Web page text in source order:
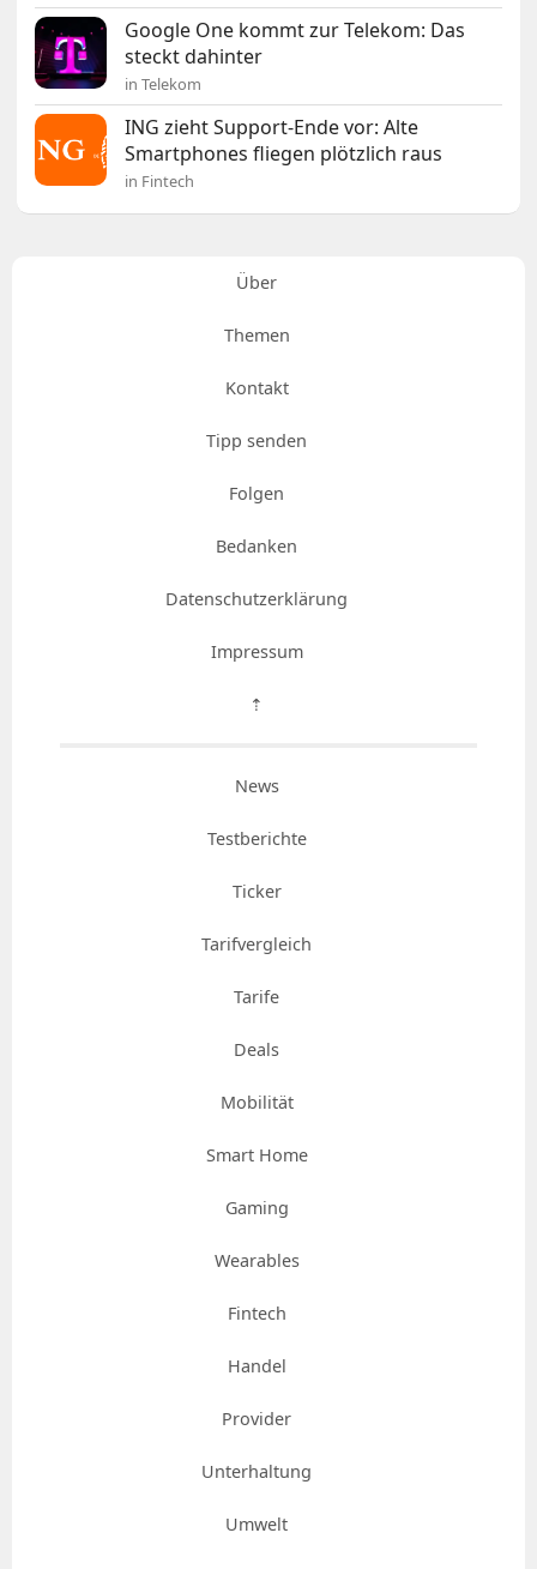
Google One kommt zur Telekom: Das
steckt dahinter
in Telekom
ING zieht Support-Ende vor: Alte
Smartphones fliegen plötzlich raus
in Fintech
Über
Themen
Kontakt
Tipp senden
Folgen
Bedanken
Datenschutzerklärung
Impressum
⇡
News
Testberichte
Ticker
Tarifvergleich
Tarife
Deals
Mobilität
Smart Home
Gaming
Wearables
Fintech
Handel
Provider
Unterhaltung
Umwelt